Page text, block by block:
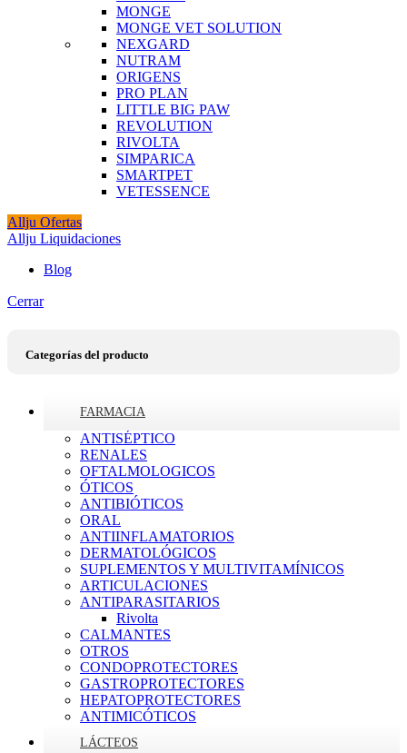
MONGE
MONGE VET SOLUTION
NEXGARD
NUTRAM
ORIGENS
PRO PLAN
LITTLE BIG PAW
REVOLUTION
RIVOLTA
SIMPARICA
SMARTPET
VETESSENCE
Allju Ofertas
Allju Liquidaciones
Blog
Cerrar
Categorías del producto
FARMACIA
ANTISÉPTICO
RENALES
OFTALMOLOGICOS
ÓTICOS
ANTIBIÓTICOS
ORAL
ANTIINFLAMATORIOS
DERMATOLÓGICOS
SUPLEMENTOS Y MULTIVITAMÍNICOS
ARTICULACIONES
ANTIPARASITARIOS
Rivolta
CALMANTES
OTROS
CONDOPROTECTORES
GASTROPROTECTORES
HEPATOPROTECTORES
ANTIMICÓTICOS
LÁCTEOS